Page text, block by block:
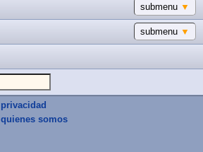
submenu ▼
submenu ▼
privacidad
quienes somos